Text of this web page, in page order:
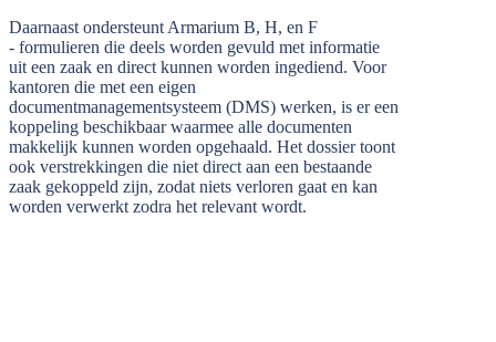
Daarnaast ondersteunt Armarium B, H, en F
- formulieren die deels worden gevuld met informatie
uit een zaak en direct kunnen worden ingediend. Voor
kantoren die met een eigen
documentmanagementsysteem (DMS) werken, is er een
koppeling beschikbaar waarmee alle documenten
makkelijk kunnen worden opgehaald. Het dossier toont
ook verstrekkingen die niet direct aan een bestaande
zaak gekoppeld zijn, zodat niets verloren gaat en kan
worden verwerkt zodra het relevant wordt.